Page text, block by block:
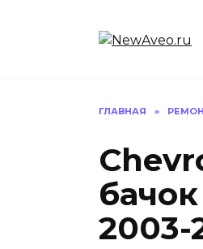
ГЛАВНАЯ »
2003-